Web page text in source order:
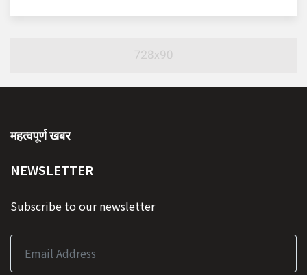
महत्वपूर्ण खबर
NEWSLETTER
Subscribe to our newsletter